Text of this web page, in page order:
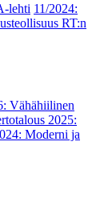
lehti 11/2024:
RT:n
Vähähiilinen
2025:
Moderni ja